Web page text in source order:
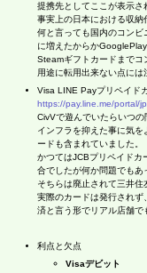
提携先としてここが表示さ
事実上の日本における収納
何と言っても国内のコン
に増えたからか
Steamギフトカードまでコ
用途に転用出来ない点には
Visa LINE Payプリペイド
https://pay.line.me/portal/
CivVで遊んでいたらいつの
インフラを抑えた事に気
ードも含まれていました。
かつてはJCBプリペイドカ
合でしたが何か問題でもあ
そちらは廃止されて三井住
実際のカードは発行され
済と言う形でリアル店舗で
利点と欠点
Visaデビット